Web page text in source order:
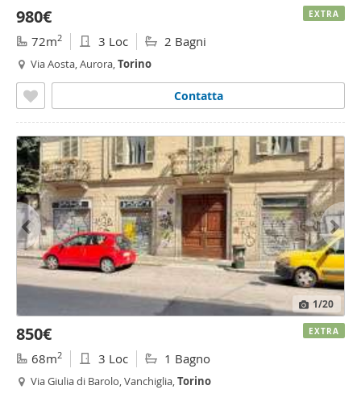
980€
72m2 3 Loc 2 Bagni
Via Aosta, Aurora,Torino
Contatta
EXTRA
1/20
850€
68m2 3 Loc 1 Bagno
Via Giulia di Barolo, Vanchiglia,Torino
EXTRA